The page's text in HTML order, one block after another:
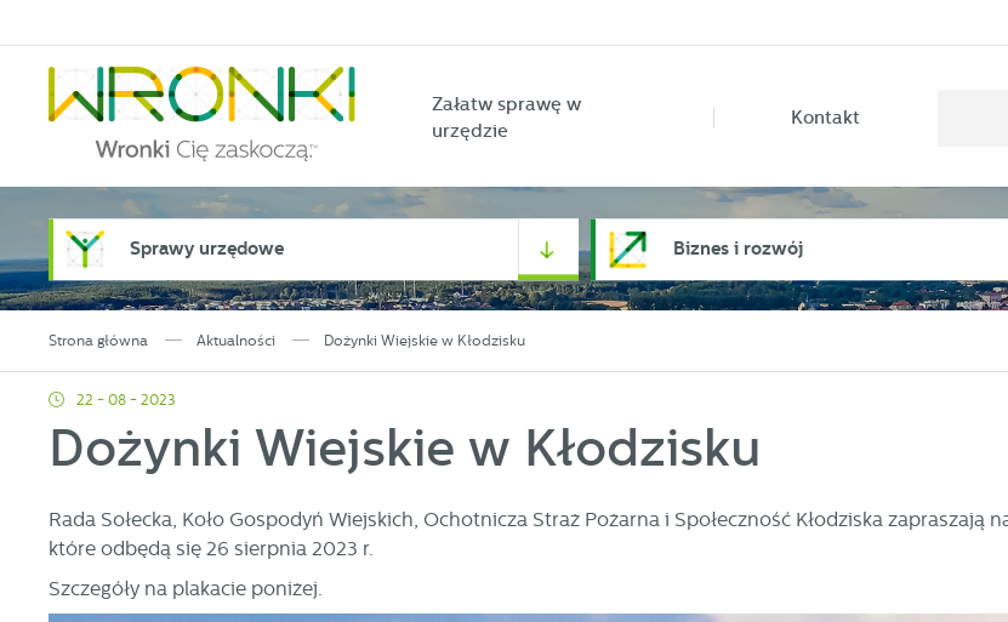
Załatw sprawę w
urzędzie
Kontakt
Sprawy urzędowe Biznes i rozwój
Strona główna Aktualności Dożynki Wiejskie w Kłodzisku
22 - 08 - 2023
Dożynki Wiejskie w Kłodzisku
Rada Sołecka, Koło Gospodyń Wiejskich, Ochotnicza Straż Pożarna i Społeczność Kłodziska zapraszają
które odbędą się 26 sierpnia 2023 r.
Szczegóły na plakacie poniżej.